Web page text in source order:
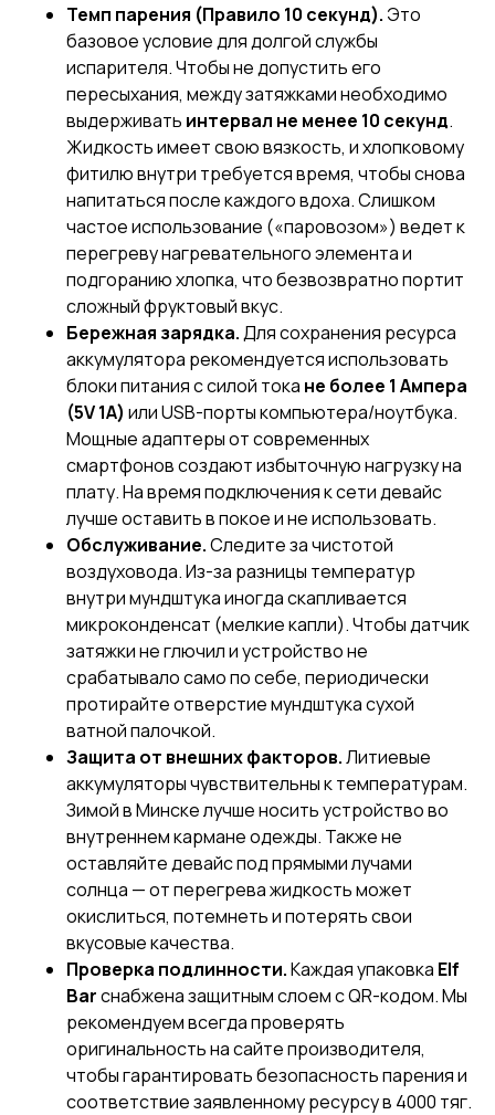
Темп парения (Правило 10 секунд). Это
базовое условие для долгой службы
испарителя. Чтобы не допустить его
пересыхания, между затяжками необходимо
выдерживать интервал не менее 10 секунд.
Жидкость имеет свою вязкость, и хлопковому
фитилю внутри требуется время, чтобы снова
напитаться после каждого вдоха. Слишком
частое использование («паровозом») ведет к
перегреву нагревательного элемента и
подгоранию хлопка, что безвозвратно портит
сложный фруктовый вкус.
Бережная зарядка.Для сохранения ресурса
аккумулятора рекомендуется использовать
блоки питания с силой тока не более 1 Ампера
(5V 1A) или USB-порты компьютера/ноутбука.
Мощные адаптеры от современных
смартфонов создают избыточную нагрузку на
плату. На время подключения к сети девайс
лучше оставить в покое и не использовать.
Обслуживание.Следите за чистотой
воздуховода. Из-за разницы температур
внутри мундштука иногда скапливается
микроконденсат (мелкие капли). Чтобы датчик
затяжки не глючил и устройство не
срабатывало само по себе, периодически
протирайте отверстие мундштука сухой
ватной палочкой.
Защита от внешних факторов.Литиевые
аккумуляторы чувствительны к температурам.
Зимой в Минске лучше носить устройство во
внутреннем кармане одежды. Также не
оставляйте девайс под прямыми лучами
солнца — от перегрева жидкость может
окислиться, потемнеть и потерять свои
вкусовые качества.
Проверка подлинности.Каждая упаковка Elf
Barснабжена защитным слоем с QR-кодом. Мы
рекомендуем всегда проверять
оригинальность на сайте производителя,
чтобы гарантировать безопасность парения и
соответствие заявленному ресурсу в 4000 тяг.